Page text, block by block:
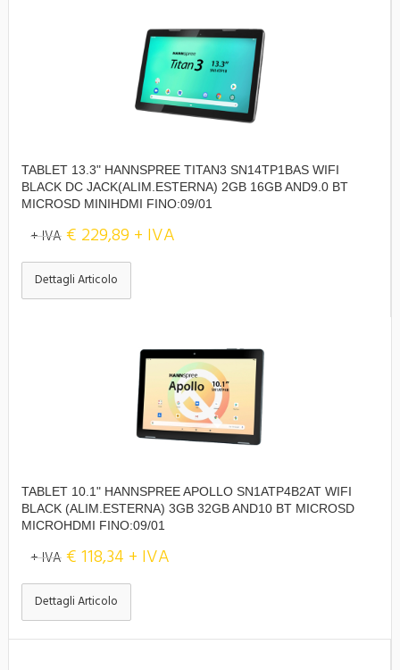
TABLET 13.3" HANNSPREE TITAN3 SN14TP1BAS WIFI
BLACK DC JACK(ALIM.ESTERNA) 2GB 16GB AND9.0 BT
MICROSD MINIHDMI FINO:09/01
+ IVA € 229,89 + IVA
Dettagli Articolo
TABLET 10.1" HANNSPREE APOLLO SN1ATP4B2AT WIFI
BLACK (ALIM.ESTERNA) 3GB 32GB AND10 BT MICROSD
MICROHDMI FINO:09/01
+ IVA € 118,34 + IVA
Dettagli Articolo